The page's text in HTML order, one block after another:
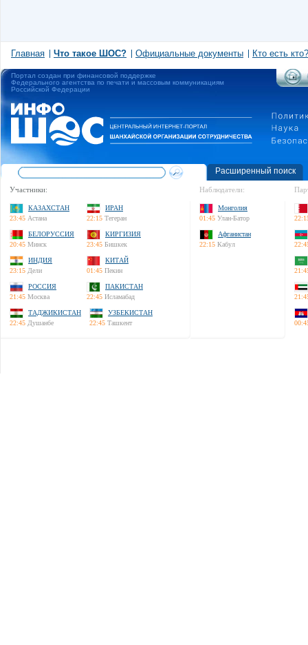
Главная Что такое ШОС? Официальные документы Кто есть кто?
Портал создан при финансовой поддержке
Федерального агентства по печати и массовым коммуникациям
Российской Федерации
Расширенный поиск
Участники:
КАЗАХСТАН
23:45 Астана
ИРАН
22:15 Тегеран
БЕЛОРУССИЯ
20:45 Минск
КИРГИЗИЯ
23:45 Бишкек
ИНДИЯ
23:15 Дели
КИТАЙ
01:45 Пекин
РОССИЯ
21:45 Москва
ПАКИСТАН
22:45 Исламабад
ТАДЖИКИСТАН
22:45 Душанбе
УЗБЕКИСТАН
22:45 Ташкент
Наблюдатели:
Монголия
01:45 Улан-Батор
Афганистан
22:15 Кабул